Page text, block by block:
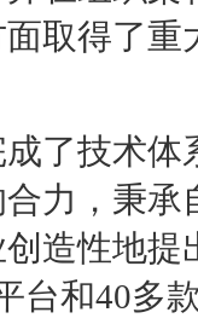
取得了
技术体
力，秉
造性地
台和40多